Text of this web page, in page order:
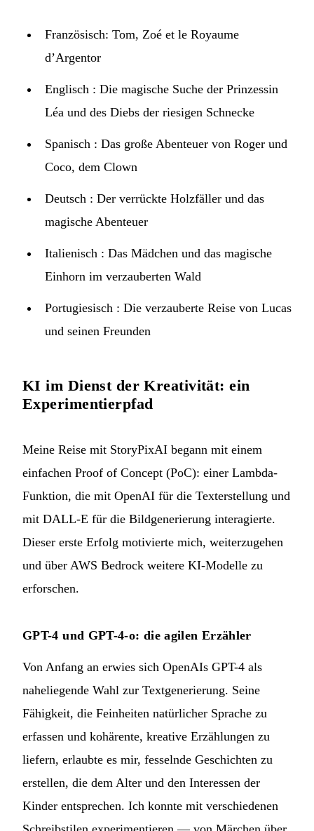
Französisch: Tom, Zoé et le Royaume
d’Argentor
Englisch : Die magische Suche der Prinzessin
Léa und des Diebs der riesigen Schnecke
Spanisch : Das große Abenteuer von Roger und
Coco, dem Clown
Deutsch : Der verrückte Holzfäller und das
magische Abenteuer
Italienisch : Das Mädchen und das magische
Einhorn im verzauberten Wald
Portugiesisch : Die verzauberte Reise von Lucas
und seinen Freunden
KI im Dienst der Kreativität: ein
Experimentierpfad
Meine Reise mit StoryPixAI begann mit einem
einfachen Proof of Concept (PoC): einer Lambda-
Funktion, die mit OpenAI für die Texterstellung und
mit DALL-E für die Bildgenerierung interagierte.
Dieser erste Erfolg motivierte mich, weiterzugehen
und über AWS Bedrock weitere KI-Modelle zu
erforschen.
GPT-4 und GPT-4-o: die agilen Erzähler
Von Anfang an erwies sich OpenAIs GPT-4 als
naheliegende Wahl zur Textgenerierung. Seine
Fähigkeit, die Feinheiten natürlicher Sprache zu
erfassen und kohärente, kreative Erzählungen zu
liefern, erlaubte es mir, fesselnde Geschichten zu
erstellen, die dem Alter und den Interessen der
Kinder entsprechen. Ich konnte mit verschiedenen